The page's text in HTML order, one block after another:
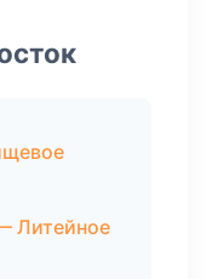
Литейное